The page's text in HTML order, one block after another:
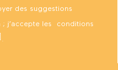
des suggestions
j’accepte les conditions
.